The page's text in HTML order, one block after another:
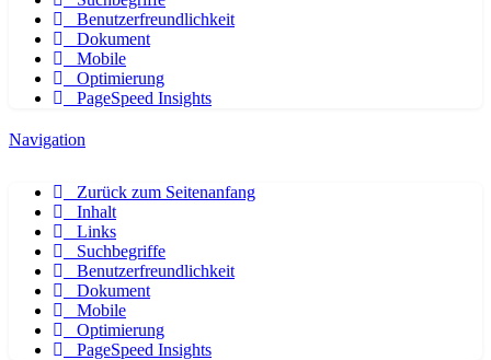
Benutzerfreundlichkeit
Dokument
Mobile
Optimierung
PageSpeed Insights
Navigation
Zurück zum Seitenanfang
Inhalt
Links
Suchbegriffe
Benutzerfreundlichkeit
Dokument
Mobile
Optimierung
PageSpeed Insights